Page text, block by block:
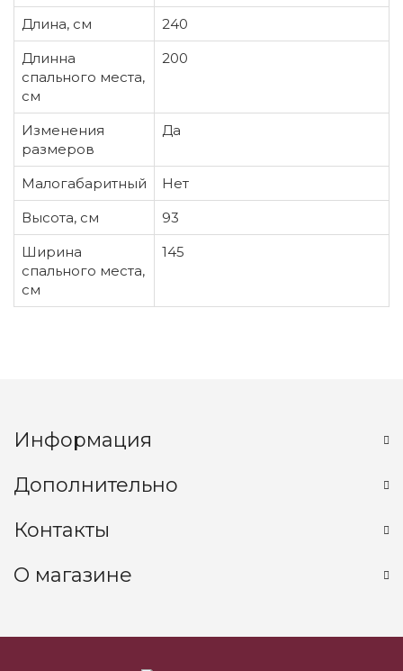
Длина, см
240
Длинна
спального места,
см
200
Изменения
размеров
Да
Малогабаритный
Нет
Высота, см
93
Ширина
спального места,
см
145
Информация
Дополнительно
Контакты
О магазине